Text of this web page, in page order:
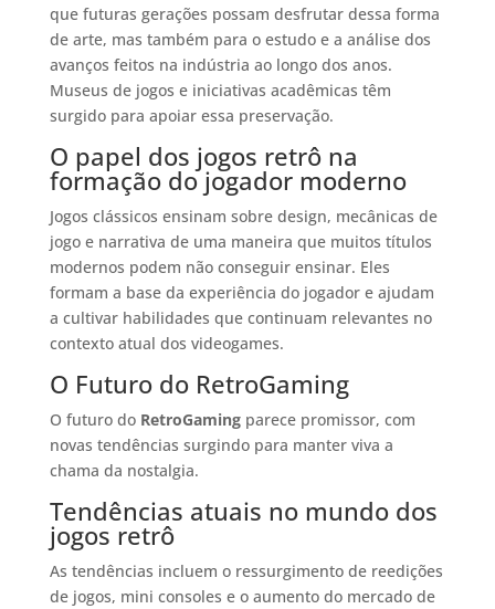
que futuras gerações possam desfrutar dessa forma
de arte, mas também para o estudo e a análise dos
avanços feitos na indústria ao longo dos anos.
Museus de jogos e iniciativas acadêmicas têm
surgido para apoiar essa preservação.
O papel dos jogos retrô na
formação do jogador moderno
Jogos clássicos ensinam sobre design, mecânicas de
jogo e narrativa de uma maneira que muitos títulos
modernos podem não conseguir ensinar. Eles
formam a base da experiência do jogador e ajudam
a cultivar habilidades que continuam relevantes no
contexto atual dos videogames.
O Futuro do RetroGaming
O futuro do RetroGamingparece promissor, com
novas tendências surgindo para manter viva a
chama da nostalgia.
Tendências atuais no mundo dos
jogos retrô
As tendências incluem o ressurgimento de reedições
de jogos, mini consoles e o aumento do mercado de